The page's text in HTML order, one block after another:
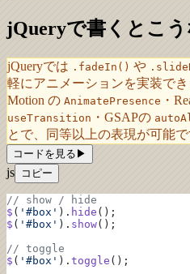
jQueryで書くとこう
jQueryでは .fadeIn() や
軽にアニメーションを実装でき
Motion の AnimatePresence ・
useTransition ・GSAPの
とで、同等以上の表現が可能で
コードを見る ▶
js コピー
// show / hide
$ ( '#box' ). hide ();
$ ( '#box' ). show();
// toggle
$ ( '#box' ). toggle ();